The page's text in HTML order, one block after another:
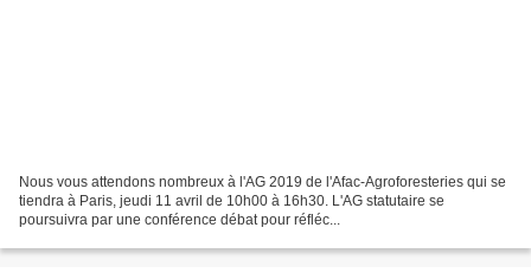
Nous vous attendons nombreux à l'AG 2019 de l'Afac-Agroforesteries qui se
tiendra à Paris, jeudi 11 avril de 10h00 à 16h30. L'AG statutaire se
poursuivra par une conférence débat pour réfléc...